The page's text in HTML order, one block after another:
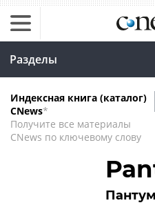
Разделы
Индексная книга (каталог)
CNews*
Получите все материалы
CNews по ключевому слову
Пантум